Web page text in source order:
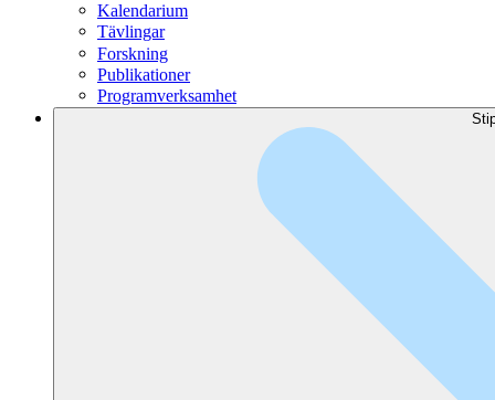
Kalendarium
Tävlingar
Forskning
Publikationer
Programverksamhet